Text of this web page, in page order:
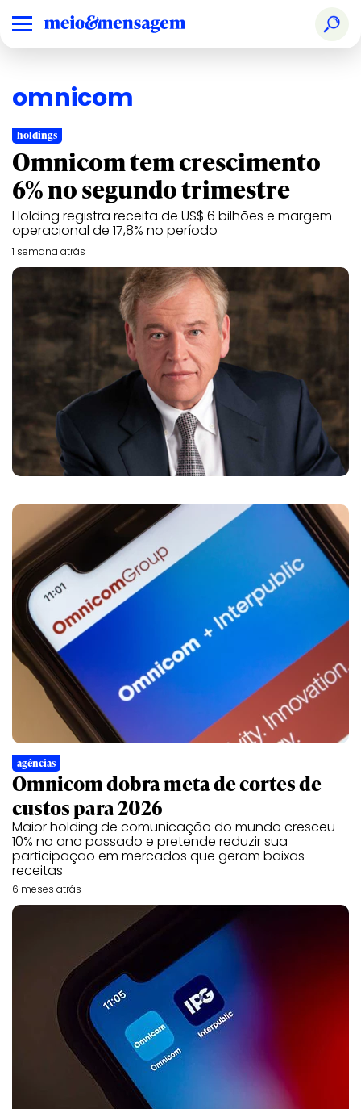
omnicom
holdings
Omnicom tem crescimento
6% no segundo trimestre
Holding registra receita de US$ 6 bilhões e margem
operacional de 17,8% no período
1 semana atrás
agências
Omnicom dobra meta de cortes de
custos para 2026
Maior holding de comunicação do mundo cresceu
10% no ano passado e pretende reduzir sua
participação em mercados que geram baixas
receitas
6 meses atrás